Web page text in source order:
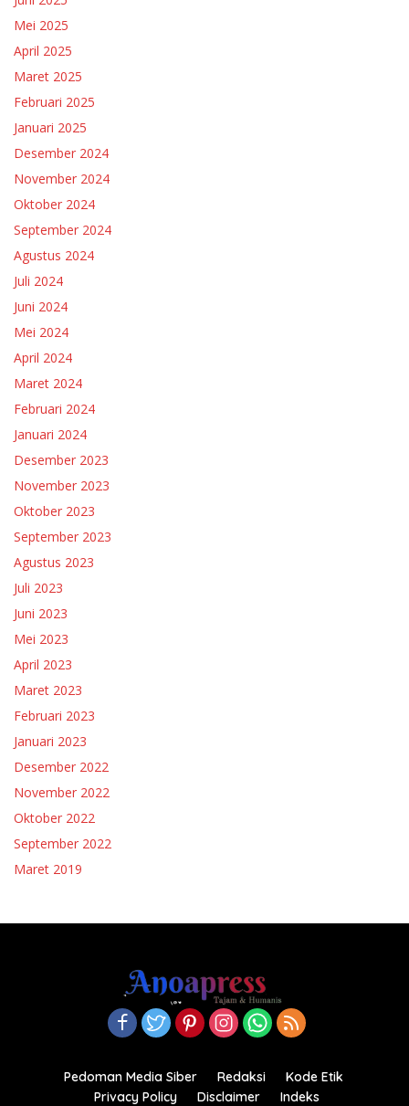
Mei 2025
April 2025
Maret 2025
Februari 2025
Januari 2025
Desember 2024
November 2024
Oktober 2024
September 2024
Agustus 2024
Juli 2024
Juni 2024
Mei 2024
April 2024
Maret 2024
Februari 2024
Januari 2024
Desember 2023
November 2023
Oktober 2023
September 2023
Agustus 2023
Juli 2023
Juni 2023
Mei 2023
April 2023
Maret 2023
Februari 2023
Januari 2023
Desember 2022
November 2022
Oktober 2022
September 2022
Maret 2019
Pedoman Media Siber Redaksi
Kode Etik
Privacy Policy
Disclaimer Indeks